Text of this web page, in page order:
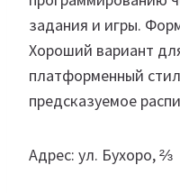
задания и игры.
Хороший вариант
платформенный
предсказуемое
Адрес: ул. Бухоро, ⅔